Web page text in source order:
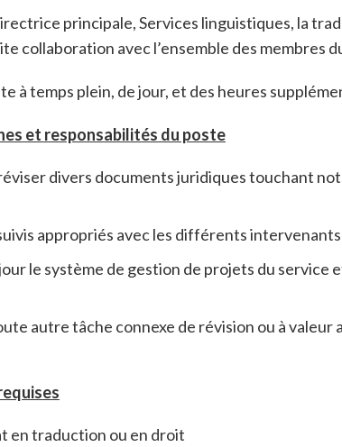
principale, Services linguistiques, la
collaboration avec l’ensemble des membres
à temps plein, de jour, et des heures
et responsabilités du poste
divers documents juridiques touchant
appropriés avec les différents
le système de gestion de projets du service
autre tâche connexe de révision ou à valeur
en traduction ou en droit